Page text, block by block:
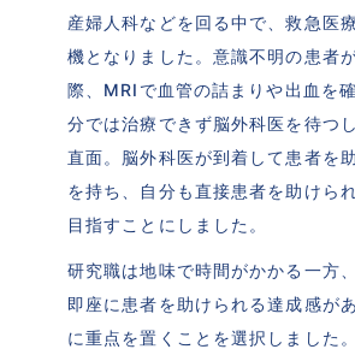
産婦人科などを回る中で、救急医
機となりました。意識不明の患者
際、MRIで血管の詰まりや出血を
分では治療できず脳外科医を待つ
直面。脳外科医が到着して患者を
を持ち、自分も直接患者を助けら
目指すことにしました。
研究職は地味で時間がかかる一方
即座に患者を助けられる達成感が
に重点を置くことを選択しました